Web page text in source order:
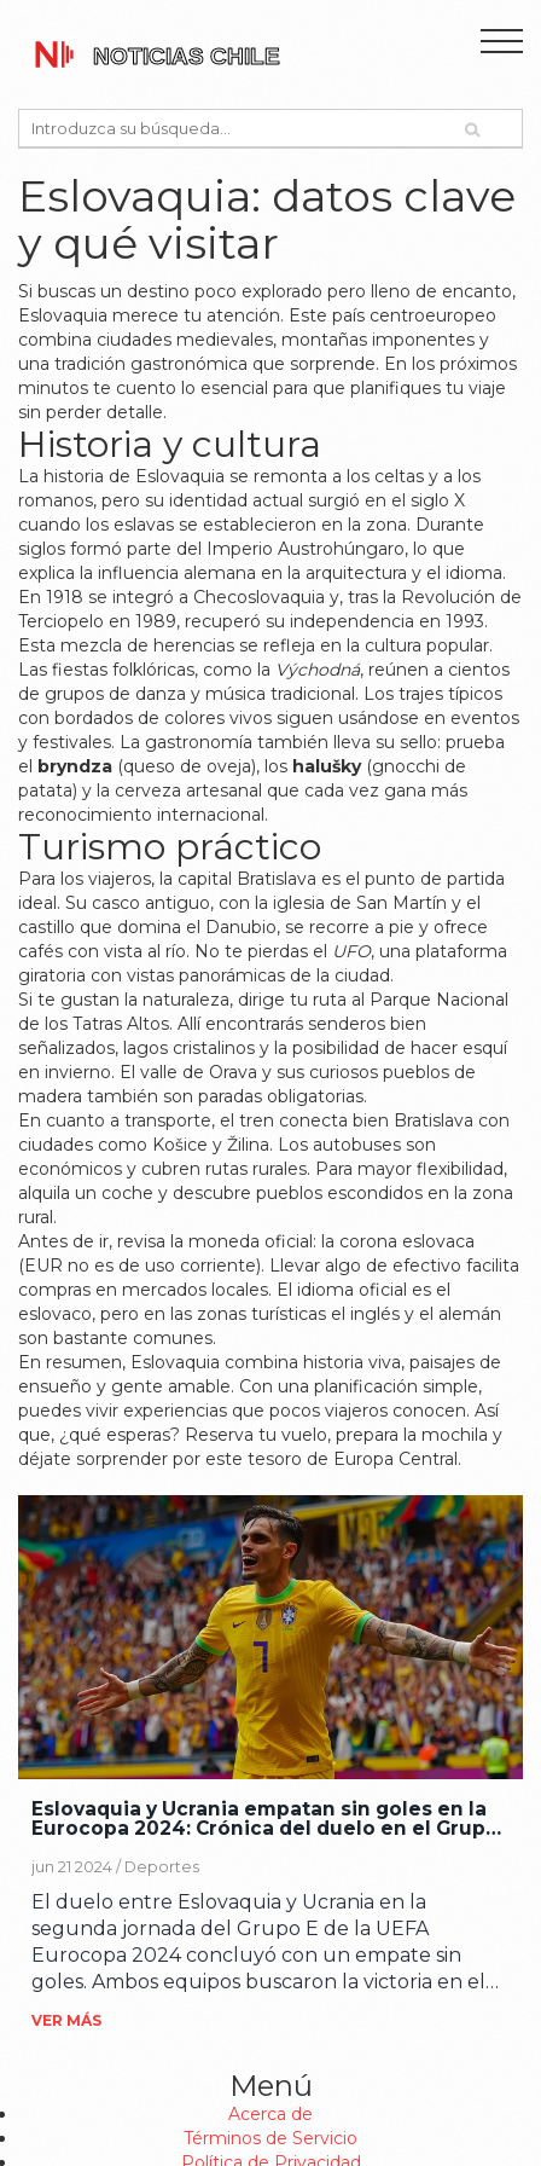
Eslovaquia: datos clave
y qué visitar
Si buscas un destino poco explorado pero lleno de encanto,
Eslovaquia merece tu atención. Este país centroeuropeo
combina ciudades medievales, montañas imponentes y
una tradición gastronómica que sorprende. En los próximos
minutos te cuento lo esencial para que planifiques tu viaje
sin perder detalle.
Historia y cultura
La historia de Eslovaquia se remonta a los celtas y a los
romanos, pero su identidad actual surgió en el siglo X
cuando los eslavas se establecieron en la zona. Durante
siglos formó parte del Imperio Austrohúngaro, lo que
explica la influencia alemana en la arquitectura y el idioma.
En 1918 se integró a Checoslovaquia y, tras la Revolución de
Terciopelo en 1989, recuperó su independencia en 1993.
Esta mezcla de herencias se refleja en la cultura popular.
Las fiestas folklóricas, como la Východná, reúnen a cientos
de grupos de danza y música tradicional. Los trajes típicos
con bordados de colores vivos siguen usándose en eventos
y festivales. La gastronomía también lleva su sello: prueba
el bryndza (queso de oveja), los halušky(gnocchi de
patata) y la cerveza artesanal que cada vez gana más
reconocimiento internacional.
Turismo práctico
Para los viajeros, la capital Bratislava es el punto de partida
ideal. Su casco antiguo, con la iglesia de San Martín y el
castillo que domina el Danubio, se recorre a pie y ofrece
cafés con vista al río. No te pierdas el UFO, una plataforma
giratoria con vistas panorámicas de la ciudad.
Si te gustan la naturaleza, dirige tu ruta al Parque Nacional
de los Tatras Altos. Allí encontrarás senderos bien
señalizados, lagos cristalinos y la posibilidad de hacer esquí
en invierno. El valle de Orava y sus curiosos pueblos de
madera también son paradas obligatorias.
En cuanto a transporte, el tren conecta bien Bratislava con
ciudades como Košice y Žilina. Los autobuses son
económicos y cubren rutas rurales. Para mayor flexibilidad,
alquila un coche y descubre pueblos escondidos en la zona
rural.
Antes de ir, revisa la moneda oficial: la corona eslovaca
(EUR no es de uso corriente). Llevar algo de efectivo facilita
compras en mercados locales. El idioma oficial es el
eslovaco, pero en las zonas turísticas el inglés y el alemán
son bastante comunes.
En resumen, Eslovaquia combina historia viva, paisajes de
ensueño y gente amable. Con una planificación simple,
puedes vivir experiencias que pocos viajeros conocen. Así
que, ¿qué esperas? Reserva tu vuelo, prepara la mochila y
déjate sorprender por este tesoro de Europa Central.
Eslovaquia y Ucrania empatan sin goles en la
Eurocopa 2024: Crónica del duelo en el Grupo
jun 21 2024 / Deportes
El duelo entre Eslovaquia y Ucrania en la
segunda jornada del Grupo E de la UEFA
Eurocopa 2024 concluyó con un empate sin
goles. Ambos equipos buscaron la victoria en el
Merkur Spiel-Arena de Düsseldorf, pero ninguna
con Andriy Yarmolenko como capitán ofrecieron
un espectáculo táctico sin goles.
VER MÁS
Menú
Acerca de
Términos de Servicio